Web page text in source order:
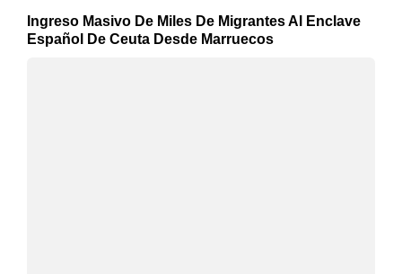
Ingreso Masivo De Miles De Migrantes Al Enclave
Español De Ceuta Desde Marruecos